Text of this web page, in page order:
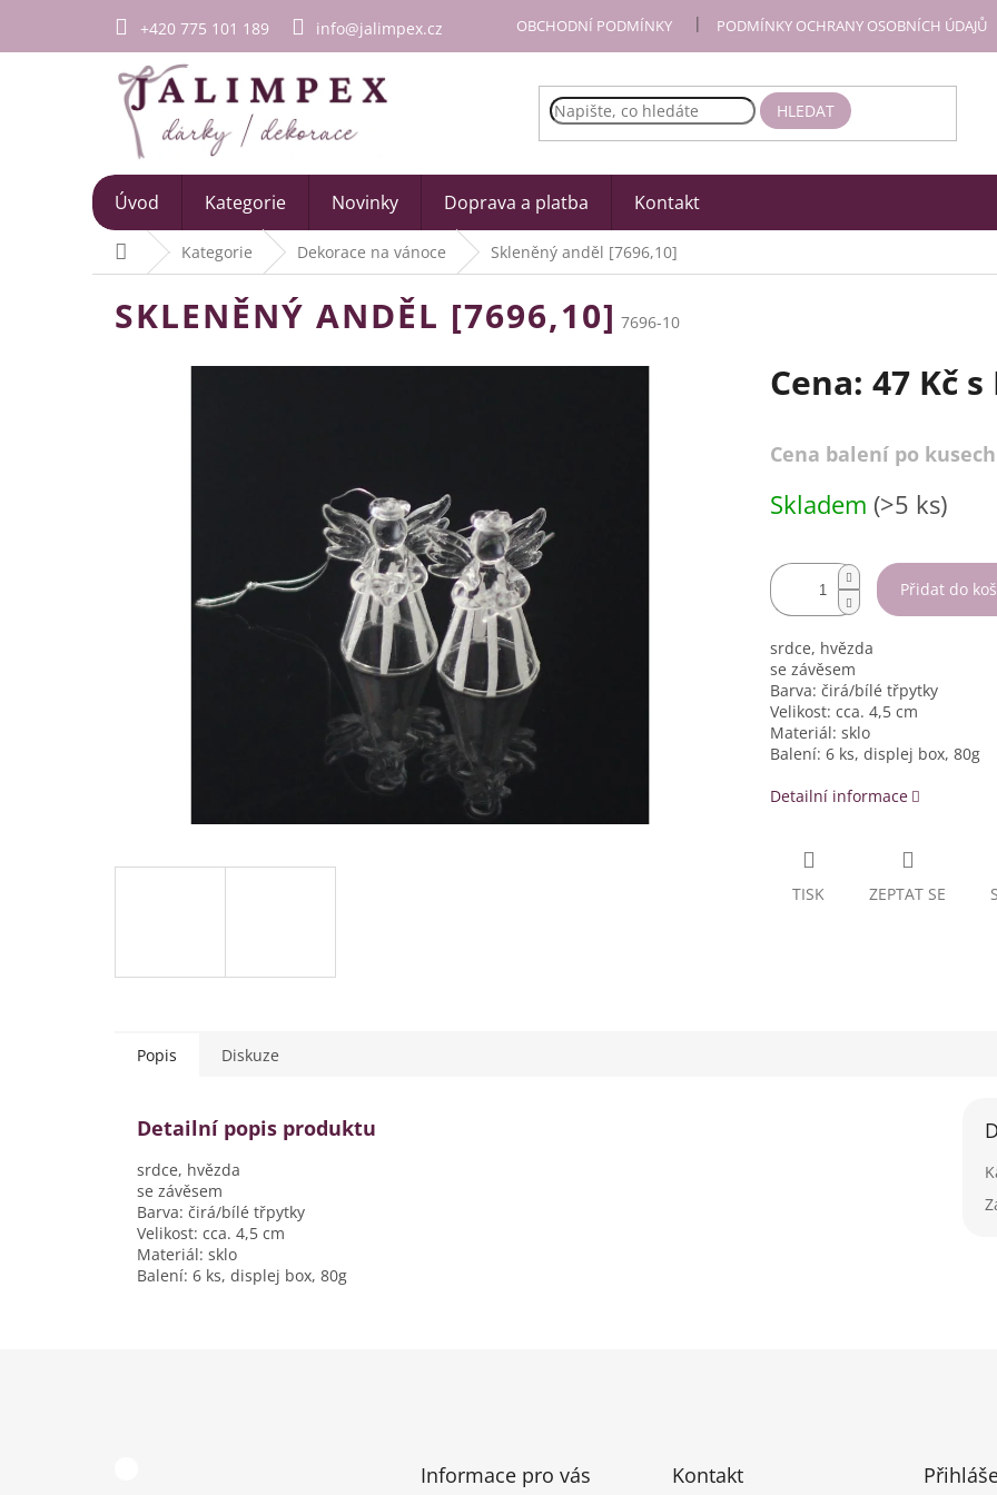
obsah
+420 775 101 189 info@jalimpex.cz OBCHODNÍ PODMÍNKY PODMÍNKY OCHRANY OSOBNÍCH ÚDAJŮ
HLEDAT
Úvod Kategorie Novinky Doprava a platba Kontakt
Domů Kategorie Dekorace na vánoce Skleněný anděl [7696,10]
SKLENĚNÝ ANDĚL [7696,10] 7696-10
Cena: 47 Kč s
Cena balení po
cena:
Skladem (>5 ks)
Přidat do
srdce, hvězda
se závěsem
Barva: čirá/bílé třpytky
Velikost: cca. 4,5 cm
Materiál: sklo
Balení: 6 ks, displej box, 80g
Detailní informace
TISK ZEPTAT SE
Popis Diskuze
Detailní popis produktu
srdce, hvězda
se závěsem
Barva: čirá/bílé třpytky
Velikost: cca. 4,5 cm
Materiál: sklo
Balení: 6 ks, displej box, 80g
Informace pro vás Kontakt